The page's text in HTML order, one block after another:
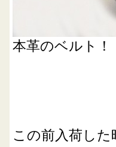
本革のベルト！
この前入荷し